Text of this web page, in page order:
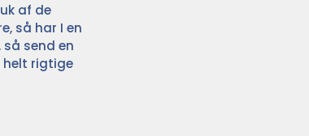
af de
så har I en
send en
helt rigtige